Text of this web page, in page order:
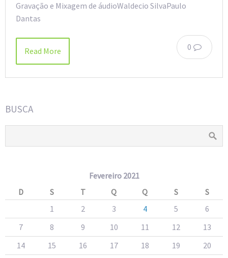
Gravação e Mixagem de áudioWaldecio SilvaPaulo
Dantas
0
Read More
BUSCA
Fevereiro 2021
D
S T Q Q S
S
1
2 3 4 5
6
7
8 9 10 11 12
13
14
15 16 17 18 19
20